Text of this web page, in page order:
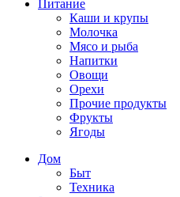
Питание
Каши и крупы
Молочка
Мясо и рыба
Напитки
Овощи
Орехи
Прочие продукты
Фрукты
Ягоды
Дом
Быт
Техника